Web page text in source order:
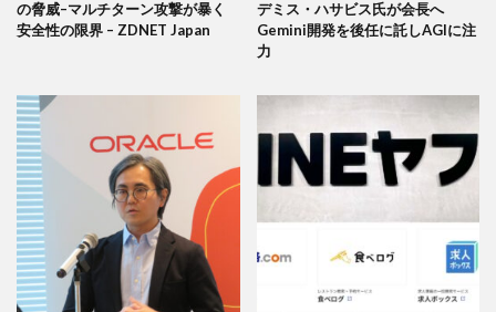
の脅威–マルチターン攻撃が暴く
安全性の限界 – ZDNET Japan
デミス・ハサビス氏が会長へ
Gemini開発を後任に託しAGIに注
力